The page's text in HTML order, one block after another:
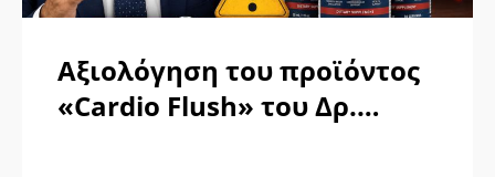
Αξιολόγηση του προϊόντος
«Cardio Flush» του Δρ.